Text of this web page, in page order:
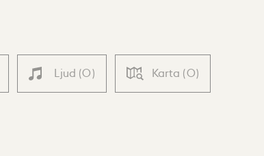
Ljud (0) Karta (0)